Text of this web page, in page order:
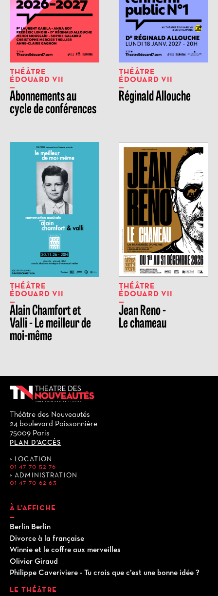
THÉÂTRE
ÉDOUARD VII
Abonnements au
cycle de conférences
THÉÂTRE
ÉDOUARD VII
Réginald Allouche
THÉÂTRE
ÉDOUARD VII
Alain Chamfort et
Valli - Le meilleur de
moi-même
THÉÂTRE
ÉDOUARD VII
Jean Reno -
Le chameau
Théâtre des Nouveautés
24 boulevard Poissonnière
75009 Paris
PLAN D’ACCÈS
LOCATION
01 47 70 52 76
ADMINISTRATION
01 47 70 62 63
À L’AFFICHE
Berlin Berlin
Divorce à la française
Winnie et le coffre aux merveilles
Olivier Giraud
Philippe Caveriviere - Tu crois que c’est une bonne idée ?
LE THÉÂTRE